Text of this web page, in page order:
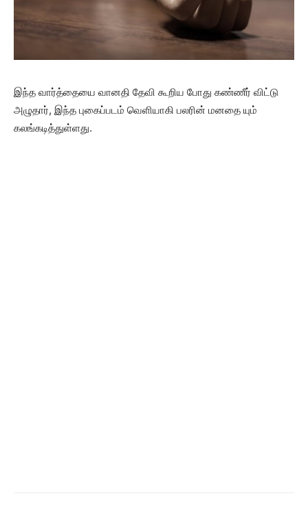
இந்த வார்த்தையை வானதி தேவி கூறிய போது கண்ணீர் விட்டு
அழுதார், இந்த புகைப்படம் வெளியாகி பலரின் மனதை யும்
கலங்கடித்துள்ளது.